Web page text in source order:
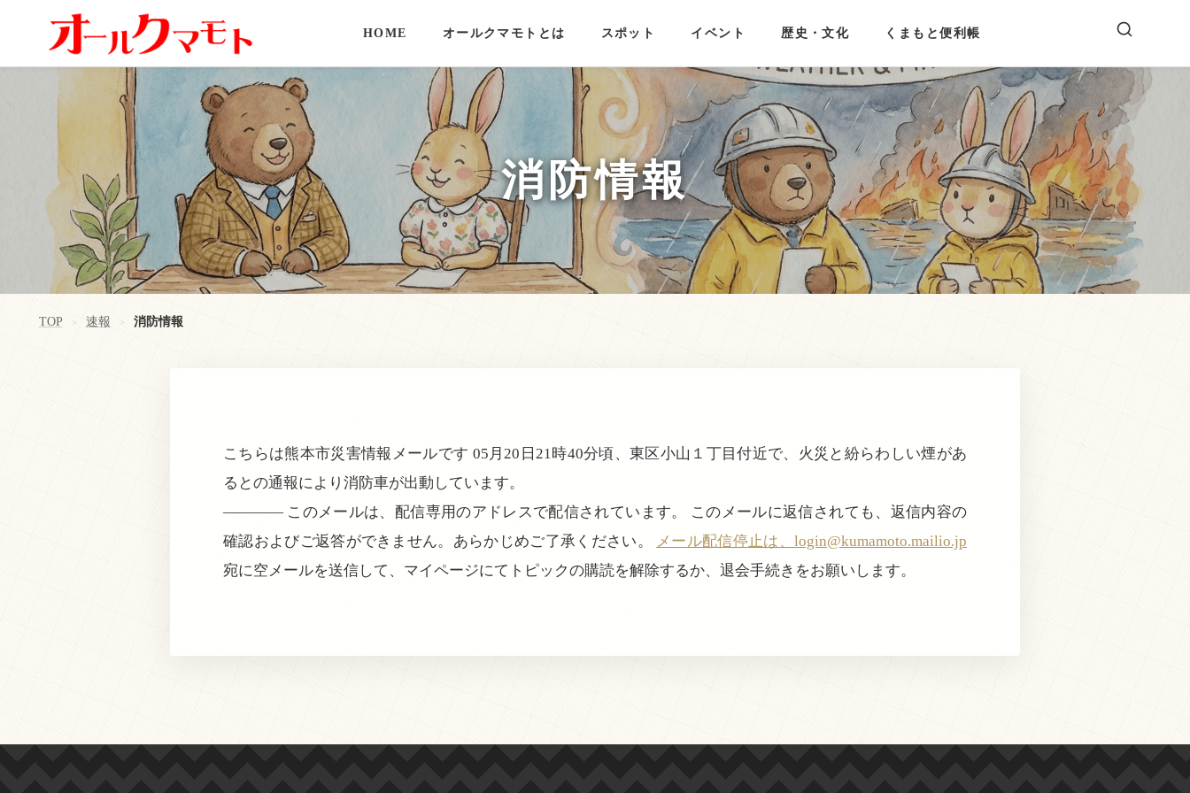
HOME オールクマモトとは スポット イベント 歴史・文化 くまもと便利帳
消防情報
TOP > 速報 > 消防情報
こちらは熊本市災害情報メールです 05月20日21時40分頃、東区小山１丁目付近で、火災と紛らわしい煙があ
るとの通報により消防車が出動しています。
———— このメールは、配信専用のアドレスで配信されています。 このメールに返信されても、返信内容の
確認およびご返答ができません。あらかじめご了承ください。 メール配信停止は、login@kumamoto.mailio.jp
宛に空メールを送信して、マイページにてトピックの購読を解除するか、退会手続きをお願いします。